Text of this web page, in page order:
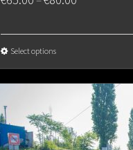
€80.00
Select options